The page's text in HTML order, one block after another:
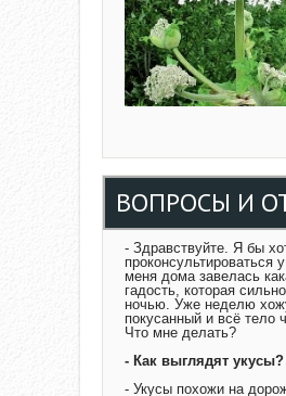
ВОПРОСЫ И
- Здравствуйте. Я бы
проконсультироваться
меня дома завелась
гадость, которая
ночью. Уже неделю
покусанный и всё тело
Что мне делать?
- Как выглядят укусы?
- Укусы похожи на